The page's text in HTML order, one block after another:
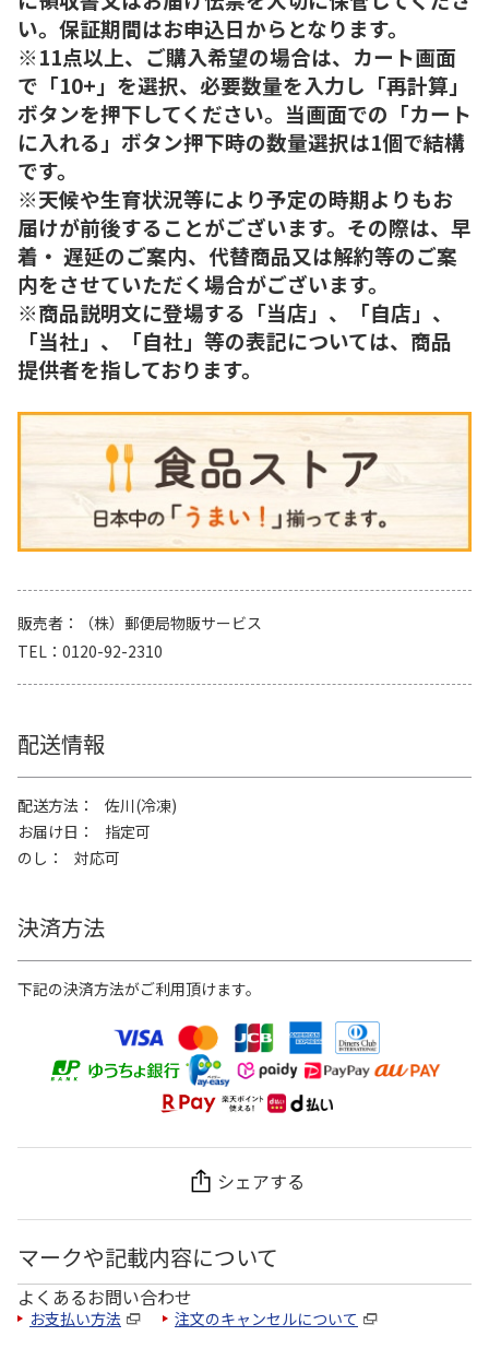
い。保証期間はお申込日からとなります。
※11点以上、ご購入希望の場合は、カート画面
で「10+」を選択、必要数量を入力し「再計算」
ボタンを押下してください。当画面での「カート
に入れる」ボタン押下時の数量選択は1個で結構
です。
※天候や生育状況等により予定の時期よりもお
届けが前後することがございます。その際は、早
着・ 遅延のご案内、代替商品又は解約等のご案
内をさせていただく場合がございます。
※商品説明文に登場する「当店」、「自店」、
「当社」、「自社」等の表記については、商品
提供者を指しております。
販売者
（株）郵便局物販サービス
TEL
0120-92-2310
配送情報
配送方法
佐川(冷凍)
お届け日
指定可
のし
対応可
決済方法
下記の決済方法がご利用頂けます。
シェアする
マークや記載内容について
よくあるお問い合わせ
お支払い方法 注文のキャンセルについて